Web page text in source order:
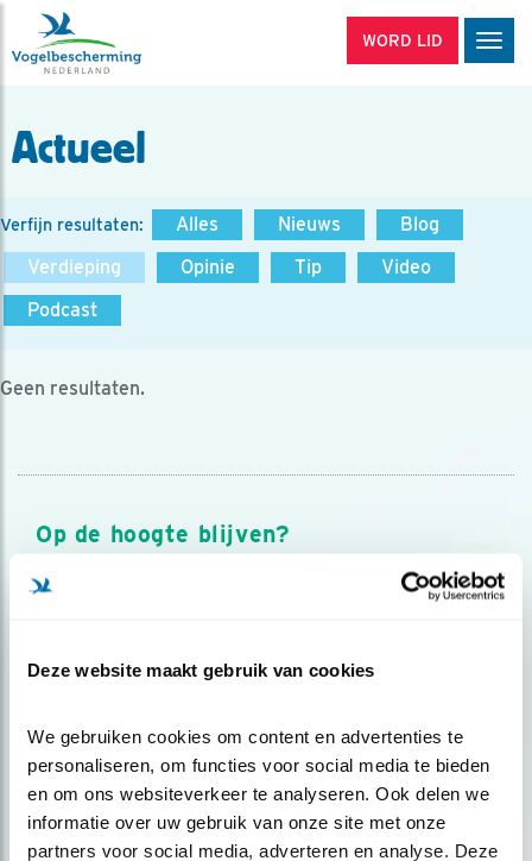
Deze website maakt gebruik van cookies
We gebruiken cookies om content en advertenties te
personaliseren, om functies voor social media te bieden
en om ons websiteverkeer te analyseren. Ook delen we
informatie over uw gebruik van onze site met onze
partners voor social media, adverteren en analyse. Deze
WORD LID
Actueel
Verfijn resultaten: Alles Nieuws
Blog
Verdieping
Opinie Tip
Video
Podcast
Geen resultaten.
Op de hoogte blijven?
Meld je aan en ontvang nieuws, inspiratie, acties en tips
over vogels en activiteiten van Vogelbescherming.